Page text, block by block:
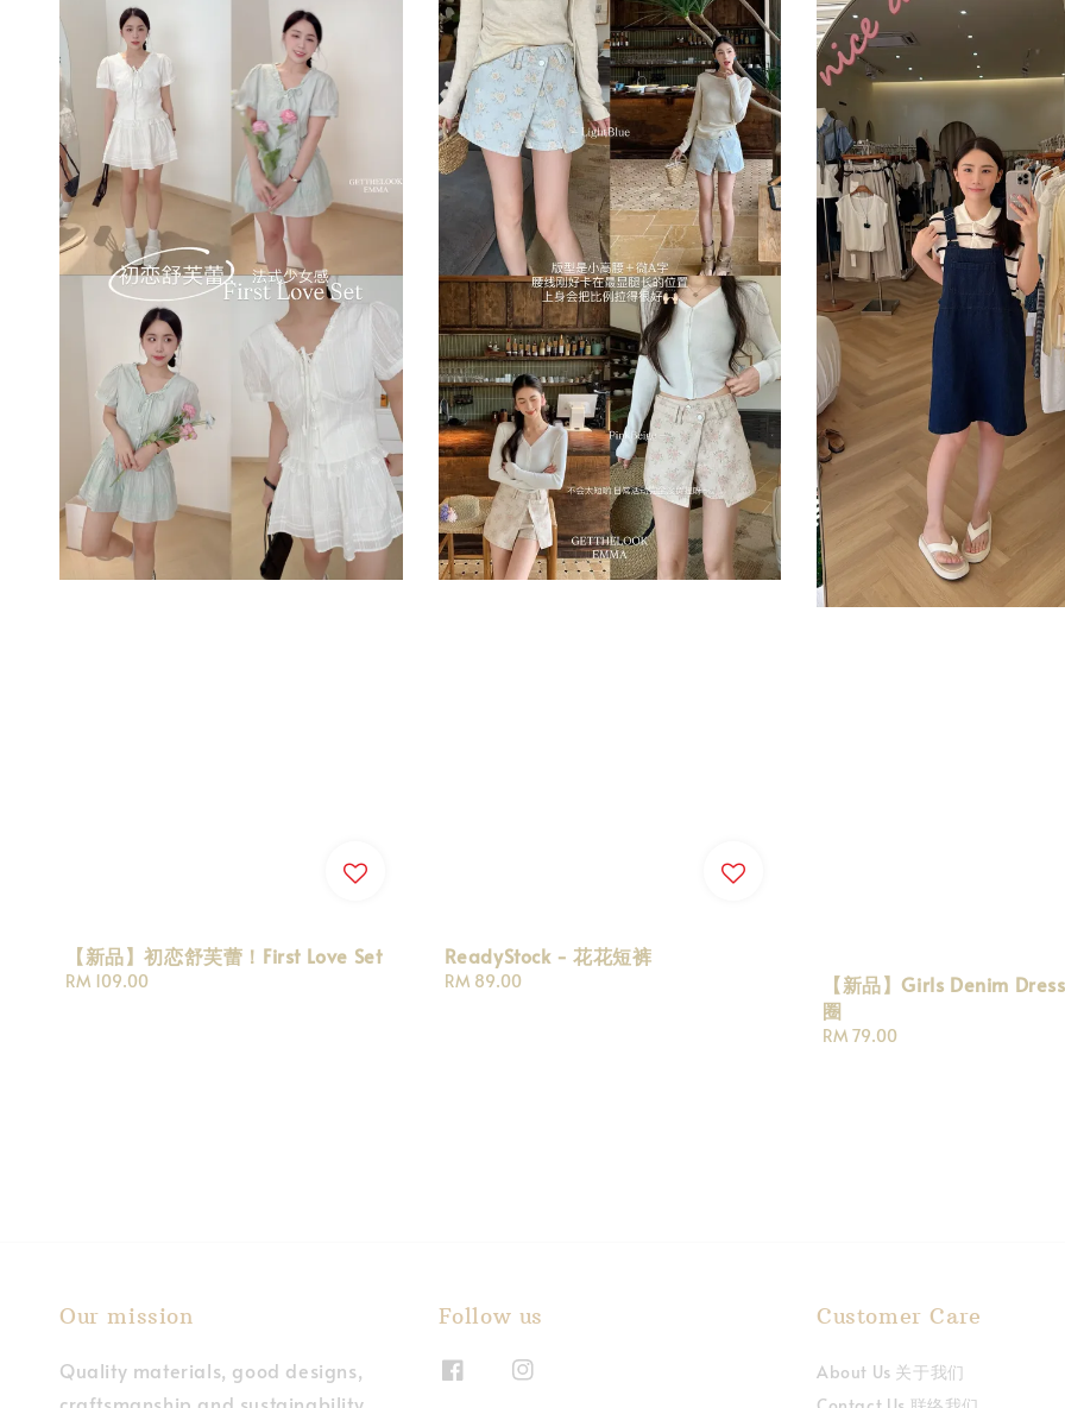
【新品】初恋舒芙蕾！First Love Set
Regular
RM 109.00
ReadyStock - 花花短裤
Regular
RM 89.00
【新品】Girls Denim
圈
Regular
RM 79.00
Our mission
Quality materials, good designs,
Follow us Customer Care
About Us 关于我们